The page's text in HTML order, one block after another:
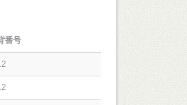
番号